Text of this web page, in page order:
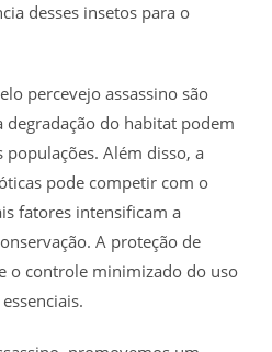
desses insetos para o
percevejo assassino são
degradação do habitat podem
Além disso, a
pode competir com o
fatores intensificam a
A proteção de
o controle minimizado do uso